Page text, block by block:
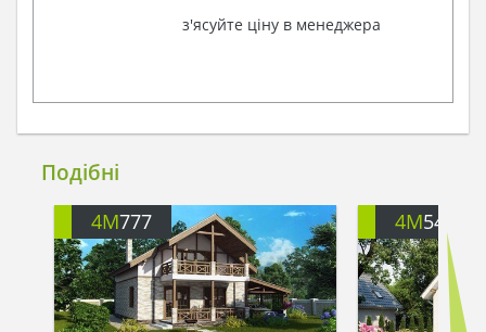
з'ясуйте ціну в менеджера
Подібні
4M777 4M540